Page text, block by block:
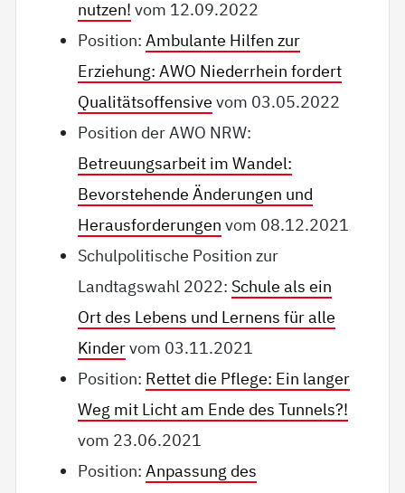
nutzen! vom 12.09.2022
Position:Ambulante Hilfen zur
Erziehung: AWO Niederrhein fordert
Qualitätsoffensive vom 03.05.2022
Position der AWO NRW:
Betreuungsarbeit im Wandel:
Bevorstehende Änderungen und
Herausforderungen vom 08.12.2021
Schulpolitische Position zur
Landtagswahl 2022: Schule als ein
Ort des Lebens und Lernens für alle
Kindervom 03.11.2021
Position: Rettet die Pflege: Ein langer
Weg mit Licht am Ende des Tunnels?!
vom 23.06.2021
Position:Anpassung des